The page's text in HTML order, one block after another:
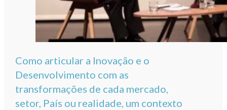
Como articular a Inovação e o
Desenvolvimento com as
transformações de cada mercado,
setor, País ou realidade, um contexto